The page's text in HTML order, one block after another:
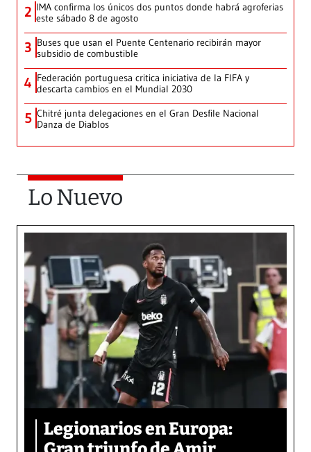
2 IMA confirma los únicos dos puntos donde habrá agroferias
este sábado 8 de agosto
3 Buses que usan el Puente Centenario recibirán mayor
subsidio de combustible
4 Federación portuguesa critica iniciativa de la FIFA y
descarta cambios en el Mundial 2030
5 Chitré junta delegaciones en el Gran Desfile Nacional
Danza de Diablos
Lo Nuevo
Legionarios en Europa: